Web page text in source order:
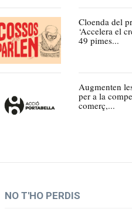
Cloenda del
‘Accelera el
49 pimes...
Augmenten
per a la
comerç,...
NO T'HO PERDIS